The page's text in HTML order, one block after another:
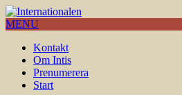
MENU
Kontakt
Om Intis
Prenumerera
Start